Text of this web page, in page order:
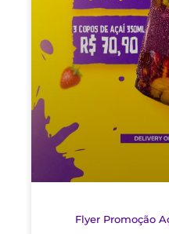
Flyer Promoção